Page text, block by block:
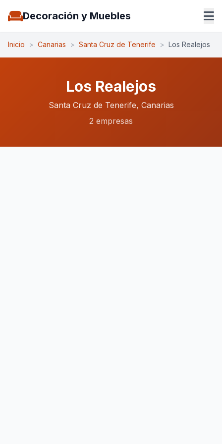
Decoración y Muebles
Inicio > Canarias > Santa Cruz de Tenerife > Los Realejos
Los Realejos
Santa Cruz de Tenerife, Canarias
2 empresas